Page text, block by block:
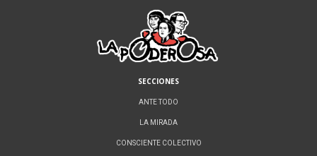
SECCIONES
ANTE TODO
LA MIRADA
CONSCIENTE COLECTIVO